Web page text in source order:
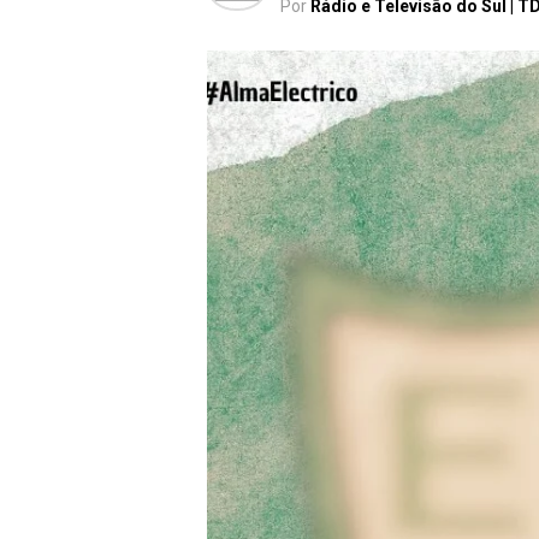
Por Rádio e Televisão do Sul |